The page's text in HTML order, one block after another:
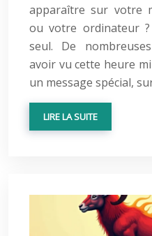
apparaître sur votre
ou votre ordinateur
seul. De
avoir vu cette heure
un message spécial,
LIRE LA SUITE